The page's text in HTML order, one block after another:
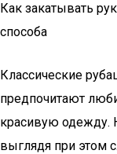
Как закатывать
способа
Классические
предпочитают
красивую одежду.
выглядя при этом